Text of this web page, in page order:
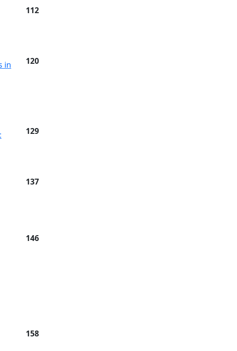
112
in
120
129
137
146
158